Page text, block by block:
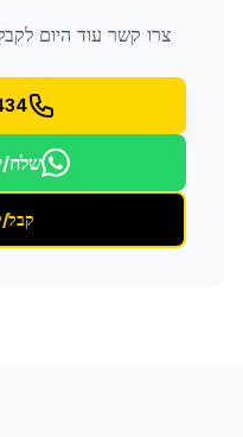
צרו קשר עוד היום
שלח/
קבל/